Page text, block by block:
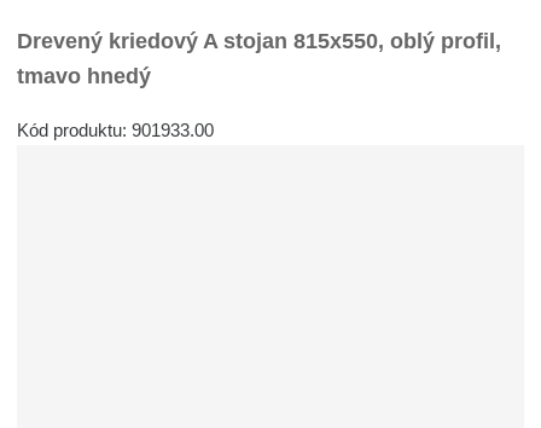
Drevený kriedový A stojan 815x550, oblý profil,
tmavo hnedý
Kód produktu: 901933.00